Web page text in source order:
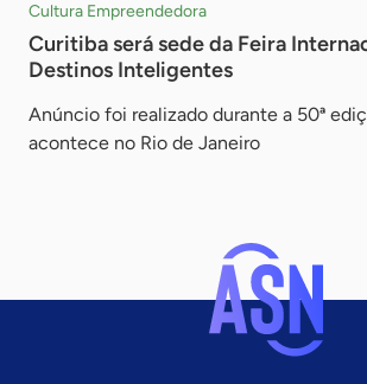
Cultura Empreendedora
Curitiba será sede da Feira
Destinos Inteligentes
Anúncio foi realizado durante a 50ª
acontece no Rio de Janeiro